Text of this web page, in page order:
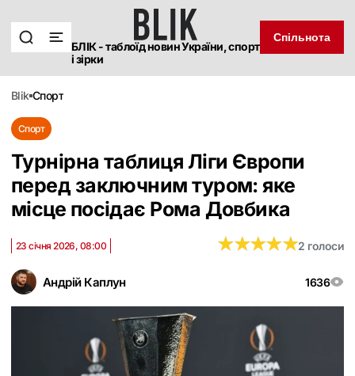
БЛІК - таблоїд новин України, спорт
і зірки
Спільнота
blik спорт
Спорт
Турнірна таблиця Ліги Європи
перед заключним туром: яке
місце посідає Рома Довбика
Андрій Каплун 1636
23 січня 2026, 08:00 ★★★★★
★★★★★2 голоси